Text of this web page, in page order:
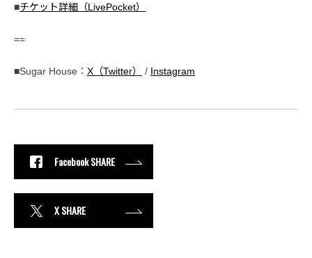
■チケット詳細（LivePocket）
==
■Sugar House： X（Twitter） / Instagram
Facebook SHARE
X SHARE